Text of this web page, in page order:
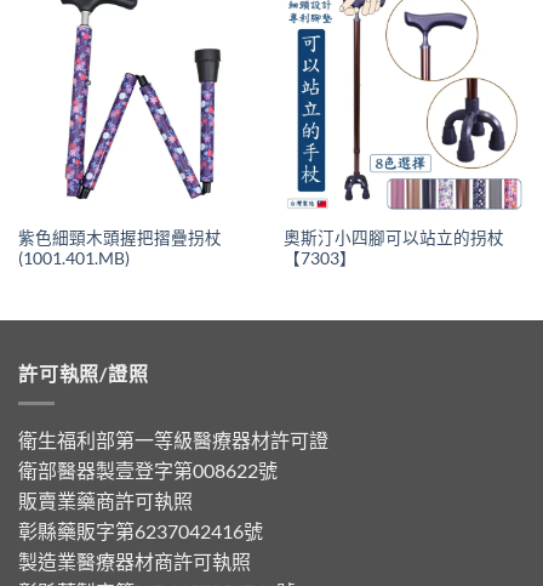
紫色細頸木頭握把摺疊拐杖
(1001.401.MB)
奧斯汀小四腳可以站立的拐杖
【7303】
許可執照/證照
衛生福利部第一等級醫療器材許可證
衛部醫器製壹登字第008622號
販賣業藥商許可執照
彰縣藥販字第6237042416號
製造業醫療器材商許可執照